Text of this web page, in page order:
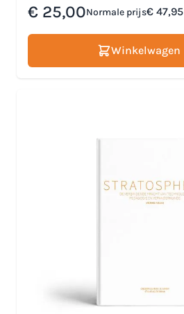
Speciale prijs
€ 25,00Normale prijs€ 47,95
Winkelwagen